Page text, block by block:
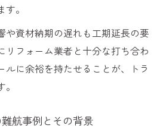
。
や資材納期の遅れも工期延長の要
リフォーム業者と十分な打ち合わ
ルに余裕を持たせることが、トラ
航事例とその背景